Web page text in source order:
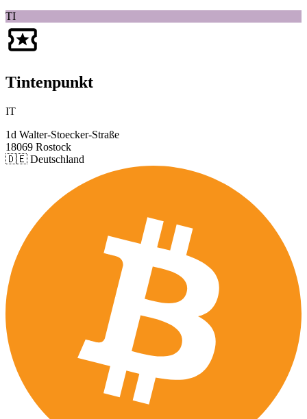
TI
Tintenpunkt
IT
1d Walter-Stoecker-Straße
18069 Rostock
🇩🇪 Deutschland